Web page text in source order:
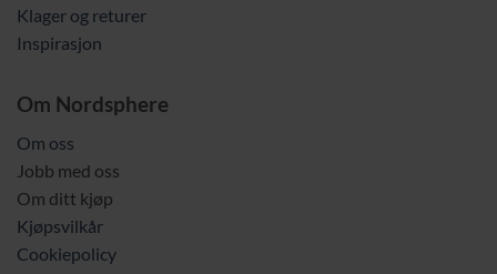
Klager og returer
Inspirasjon
Om Nordsphere
Om oss
Jobb med oss
Om ditt kjøp
Kjøpsvilkår
Cookiepolicy